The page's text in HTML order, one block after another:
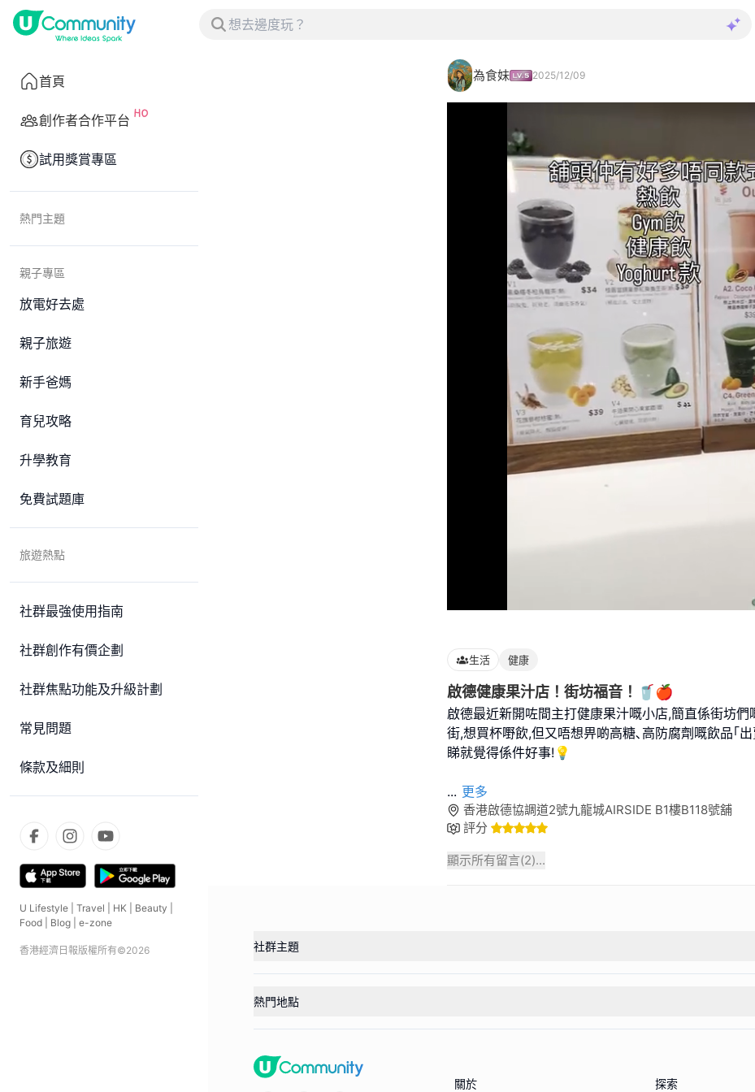
首頁
創作者合作平台
試用獎賞專區
熱門主題
親子專區
放電好去處
親子旅遊
新手爸媽
育兒攻略
升學教育
免費試題庫
旅遊熱點
社群最強使用指南
社群創作有價企劃
社群焦點功能及升級計劃
常見問題
條款及細則
U Lifestyle Travel HK Beauty
Food
Blog e-zone
香港經濟日報版權所有©2026
為食妹 2025/12/09
100.00%
生活 健康
啟德健康果汁店！街坊福音！🥤🍎
啟德最近新開咗間主打健康果汁嘅小店,簡直係街坊
街,想買杯嘢飲,但又唔想畀啲高糖､高防腐劑嘅飲品｢
睇就覺得係件好事!💡
... 更多
香港啟德協調道2號九龍城AIRSIDE B1樓B118號舖
評分
顯示所有留言(2)...
社群主題
熱門地點
關於 探索